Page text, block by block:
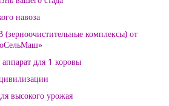
навоза
комплексы) от
для 1 коровы
высокого урожая